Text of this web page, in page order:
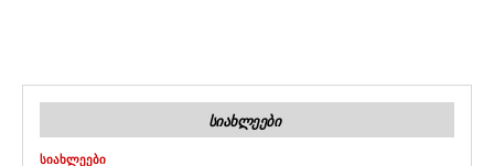
ᲡᲘᲐᲮᲚᲔᲔᲑᲘ
ᲡᲘᲐᲮᲚᲔᲔᲑᲘ